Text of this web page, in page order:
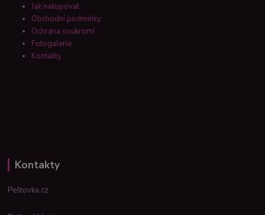
Jak nakupovat
Obchodní podmínky
Ochrana soukromí
Fotogalerie
Kontakty
Kontakty
Peštovka.cz